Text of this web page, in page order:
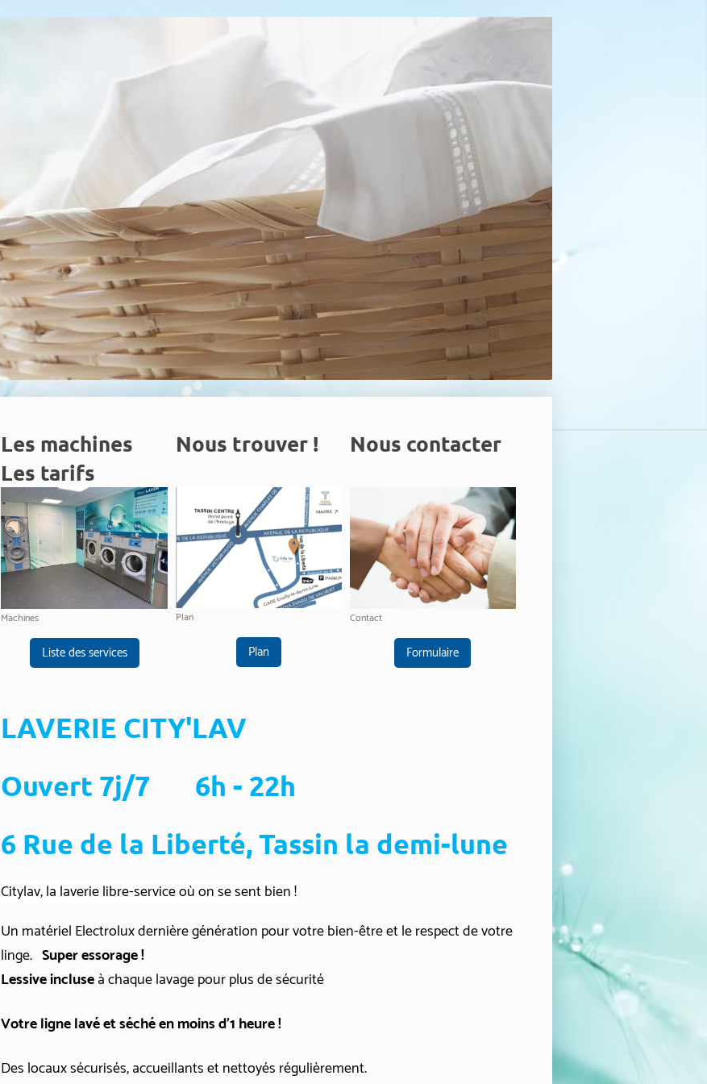
Les machines
Les tarifs
Machines
Liste des services
Nous trouver !
Plan
Plan
Nous contacter
Contact
Formulaire
LAVERIE CITY'LAV
Ouvert 7j/7 6h - 22h
6 Rue de la Liberté, Tassin la demi-lune
Citylav, la laverie libre-service où on se sent bien !
Un matériel Electrolux dernière génération pour votre bien-être et le respect de votre
linge.Super essorage !
Lessive incluseà chaque lavage pour plus de sécurité
Votre ligne lavé et séché en moins d'1 heure !
Des locaux sécurisés, accueillants et nettoyés régulièrement.